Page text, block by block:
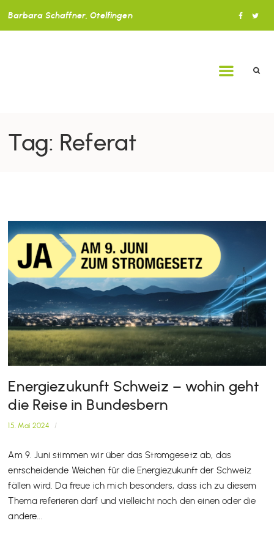
Barbara Schaffner, Otelfingen
Tag: Referat
Energiezukunft Schweiz – wohin geht
die Reise in Bundesbern
15. Mai 2024 /
Am 9. Juni stimmen wir über das Stromgesetz ab, das
entscheidende Weichen für die Energiezukunft der Schweiz
fällen wird. Da freue ich mich besonders, dass ich zu diesem
Thema referieren darf und vielleicht noch den einen oder die
andere...